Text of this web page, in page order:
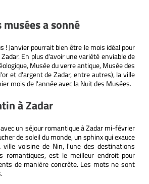
a sonné
! Janvier pourrait bien être le mois idéal pour
En plus d'avoir une variété enviable de
Musée du verre antique, Musée des
et d'argent de Zadar, entre autres), la ville
mois de l'année avec la Nuit des Musées.
à Zadar
un séjour romantique à Zadar mi-février
de soleil du monde, un sphinx qui exauce
voisine de Nin, l'une des destinations
romantiques, est le meilleur endroit pour
de manière concrète. Les mots ne sont